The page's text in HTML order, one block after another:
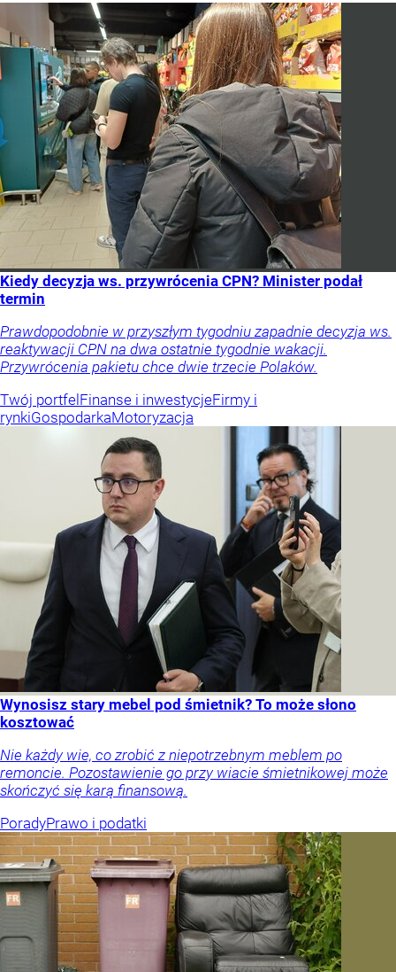
Kiedy decyzja ws. przywrócenia CPN? Minister podał
termin
Prawdopodobnie w przyszłym tygodniu zapadnie decyzja ws.
reaktywacji CPN na dwa ostatnie tygodnie wakacji.
Przywrócenia pakietu chce dwie trzecie Polaków.
Twój portfelFinanse i inwestycjeFirmy i
rynkiGospodarkaMotoryzacja
Wynosisz stary mebel pod śmietnik? To może słono
kosztować
Nie każdy wie, co zrobić z niepotrzebnym meblem po
remoncie. Pozostawienie go przy wiacie śmietnikowej może
skończyć się karą finansową.
PoradyPrawo i podatki